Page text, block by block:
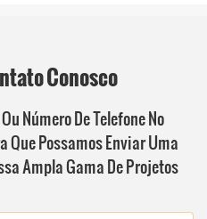
Conosco
Número De Telefone No
Que Possamos Enviar Uma
Ampla Gama De Projetos